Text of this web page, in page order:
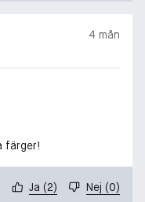
4 mån
färger!
Ja (2) Nej (0)